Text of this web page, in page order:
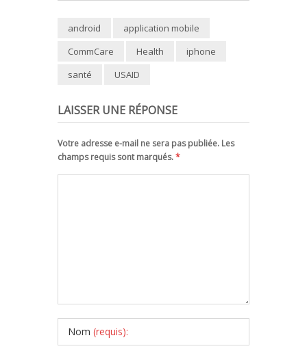
android
application mobile
CommCare
Health
iphone
santé
USAID
LAISSER UNE RÉPONSE
Votre adresse e-mail ne sera pas publiée. Les
champs requis sont marqués.*
Nom (requis):